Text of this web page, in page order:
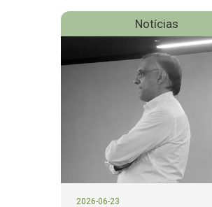
Notícias
2026-06-23